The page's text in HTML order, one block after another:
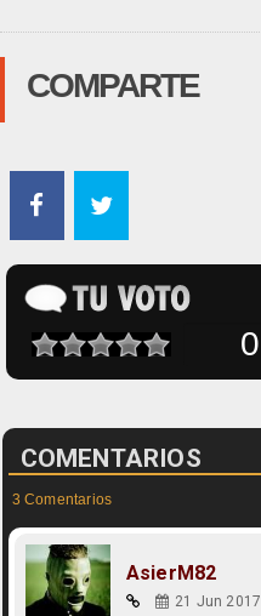
COMPARTE
COMENTARIOS
3 Comentarios
AsierM82
21 Jun 2017